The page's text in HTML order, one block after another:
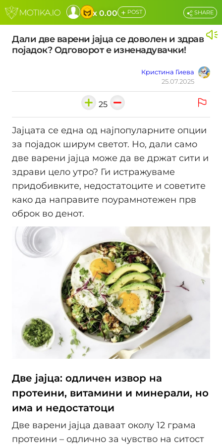
x 0.00 + POST
Дали две варени јајца се доволен и здрав
појадок? Одговорот е изненадувачки!
Кристина Гиева
25.07.2025
SHARE
25
Јајцата се една од најпопуларните опции
за појадок ширум светот. Но, дали само
две варени јајца може да ве држат сити и
здрави цело утро? Ги истражуваме
придобивките, недостатоците и советите
како да направите поурамнотежен прв
оброк во денот.
Две јајца: одличен извор на
протеини, витамини и минерали, но
има и недостатоци
Две варени јајца даваат околу 12 грама
протеини – одлично за чувство на ситост